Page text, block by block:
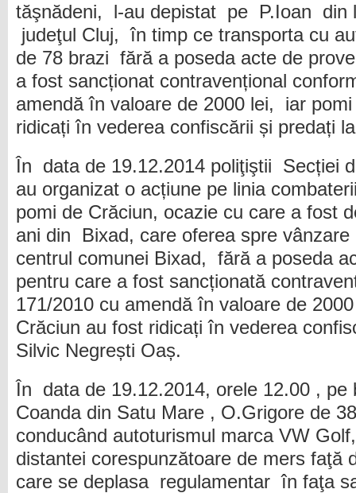
tăşnădeni, l-au depistat pe P.Ioan din
judeţul Cluj, în timp ce transporta cu
de 78 brazi fără a poseda acte de
a fost sancționat contravențional
amendă în valoare de 2000 lei, iar
ridicați în vederea confiscării și predați
În data de 19.12.2014 poliţiştii Secției
au organizat o acțiune pe linia
pomi de Crăciun, ocazie cu care a fost
ani din Bixad, care oferea spre
centrul comunei Bixad, fără a poseda
pentru care a fost sancționată
171/2010 cu amendă în valoare de
Crăciun au fost ridicați în vederea
Silvic Negrești Oaș.
În data de 19.12.2014, orele 12.00 , pe
Coanda din Satu Mare , O.Grigore de
conducând autoturismul marca VW
distantei corespunzătoare de mers
care se deplasa regulamentar în faţa